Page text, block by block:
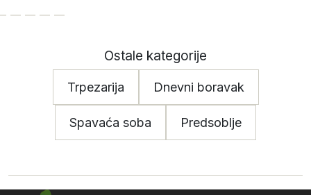
Ostale kategorije
Trpezarija Dnevni boravak
Spavaća soba Predsoblje